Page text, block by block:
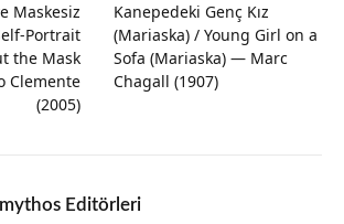
Maskesiz
Portrait
the Mask
Clemente
(2005)
Kanepedeki Genç Kız
(Mariaska) / Young Girl on a
Sofa (Mariaska) — Marc
Chagall (1907)
Editörleri